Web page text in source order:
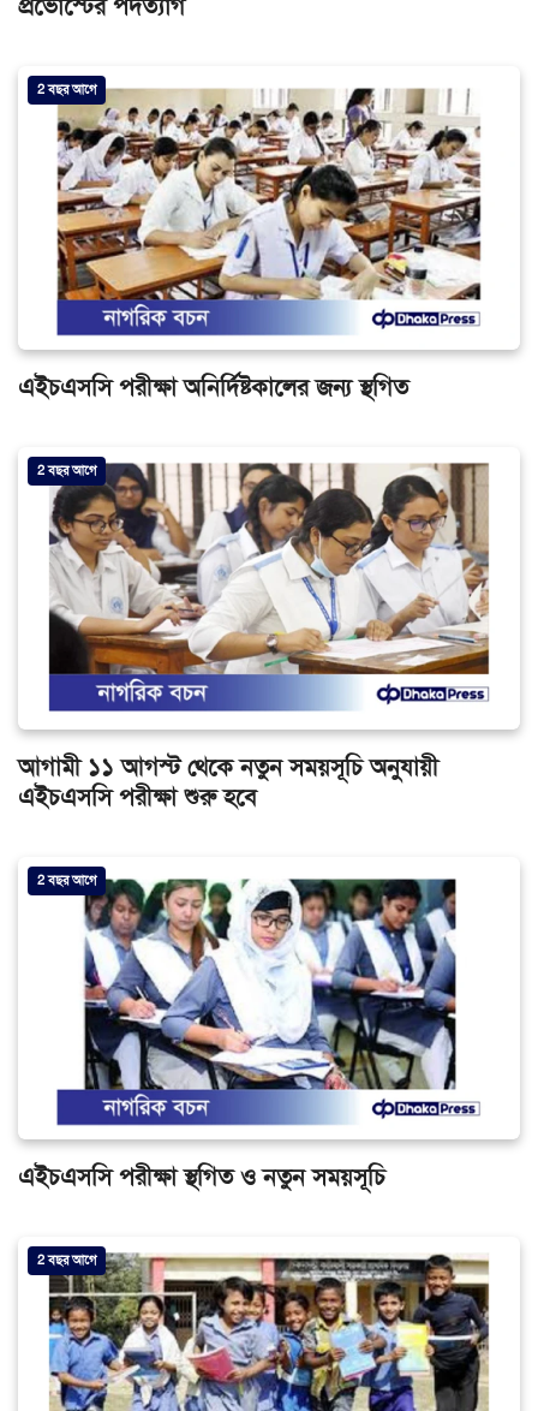
প্রভোস্টের পদত্যাগ
2 বছর আগে
এইচএসসি পরীক্ষা অনির্দিষ্টকালের জন্য স্থগিত
2 বছর আগে
আগামী ১১ আগস্ট থেকে নতুন সময়সূচি অনুযায়ী
এইচএসসি পরীক্ষা শুরু হবে
2 বছর আগে
এইচএসসি পরীক্ষা স্থগিত ও নতুন সময়সূচি
2 বছর আগে